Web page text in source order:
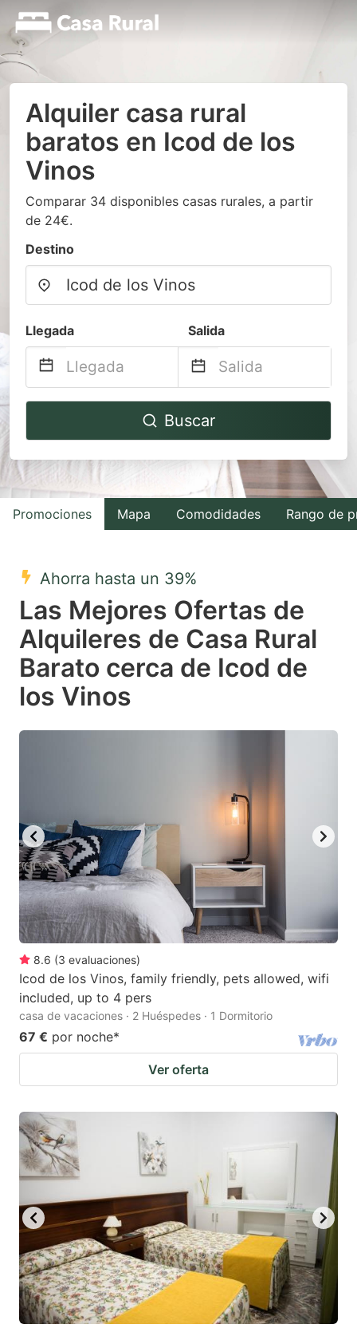
Alquiler casa rural
baratos en Icod de los
Vinos
Comparar 34 disponibles casas rurales, a partir
de 24€.
Destino
Llegada Salida
Navigate
to
interact
with
the
select
a
date.
Press
the
question
mark
the
keyboard
shortcuts
for
changing
dates.
Navigate
to
interact
with
the
a
date.
Press
mark
to
get
the
keyboard
shortcuts
for
changing
dates.
Buscar
Promociones Mapa Comodidades Rango de
Ahorra hasta un 39%
Las Mejores Ofertas de
Alquileres de Casa Rural
Barato cerca de Icod de
los Vinos
8.6 (3 evaluaciones)
Icod de los Vinos, family friendly, pets allowed, wifi
included, up to 4 pers
casa de vacaciones · 2 Huéspedes · 1 Dormitorio
67 € por noche*
Ver oferta